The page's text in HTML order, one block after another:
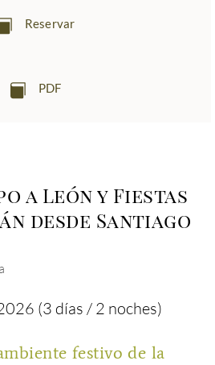
Reservar
PDF
a León y Fiestas
desde Santiago
(3 días / 2 noches)
festivo de la